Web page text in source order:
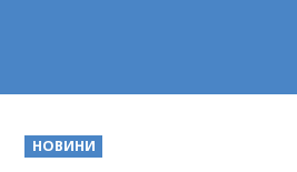
POSTED
IN
НОВИНИ